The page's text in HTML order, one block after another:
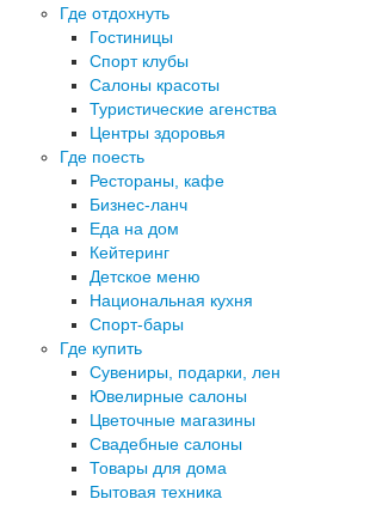
Где отдохнуть
Гостиницы
Спорт клубы
Салоны красоты
Туристические агенства
Центры здоровья
Где поесть
Рестораны, кафе
Бизнес-ланч
Еда на дом
Кейтеринг
Детское меню
Национальная кухня
Спорт-бары
Где купить
Сувениры, подарки, лен
Ювелирные салоны
Цветочные магазины
Свадебные салоны
Товары для дома
Бытовая техника